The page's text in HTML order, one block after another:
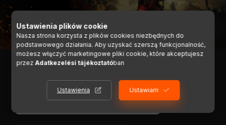
Ustawienia plików cookie
Nasza strona korzysta z plików cookies niezbędnych do
podstawowego działania. Aby uzyskać szerszą funkcjonalność,
możesz włączyć marketingowe pliki cookie, które akceptujesz
przezAdatkezelési tájékoztatóban
Ustawienia Ustawiam